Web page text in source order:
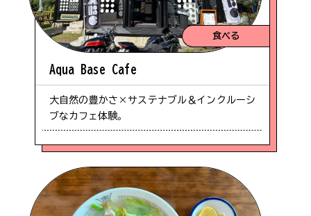
食べる
Aqua Base Cafe
大自然の豊かさ×サステナブル＆インクルーシ
ブなカフェ体験。